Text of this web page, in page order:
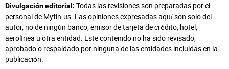
Divulgación editorial: Todas las revisiones son preparadas por el
personal de Myfin.us. Las opiniones expresadas aquí son solo del
autor, no de ningún banco, emisor de tarjeta de crédito, hotel,
aerolínea u otra entidad. Este contenido no ha sido revisado,
aprobado o respaldado por ninguna de las entidades incluidas en la
publicación.